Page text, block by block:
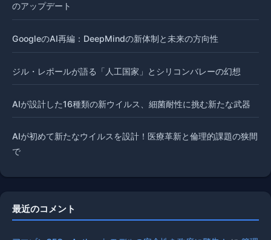
のアップデート
GoogleのAI再編：DeepMindの新体制と未来の方向性
ジル・レポールが語る「人工国家」とシリコンバレーの幻想
AIが設計した16種類の新ウイルス、細菌耐性に挑む新たな武器
AIが初めて新たなウイルスを設計！医療革新と倫理的課題の狭間
で
最近のコメント